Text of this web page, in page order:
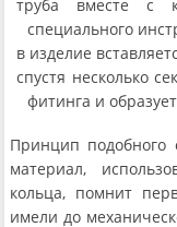
труба вместе с
специального
в изделие
спустя несколько
фитинга и
Принцип подобного
материал,
кольца, помнит
имели до